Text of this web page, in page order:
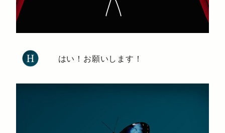
はい！お願いします！